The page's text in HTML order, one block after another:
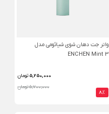
واتر جت دهان شوی شیائومی مدل
ENCHEN Mint 3
5,250,000تومان
5,700,000 تومان
8%